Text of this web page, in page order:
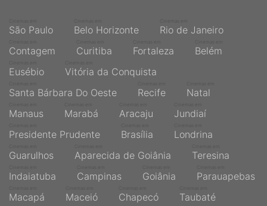
São Paulo Belo Horizonte Rio de Janeiro
Contagem Curitiba Fortaleza Belém
Eusébio Vitória da Conquista
Santa Bárbara Do Oeste Recife Natal
Manaus Marabá Aracaju Jundiaí
Presidente Prudente Brasília Londrina
Guarulhos Aparecida de Goiânia Teresina
Indaiatuba Campinas Goiânia Parauapebas
Macapá Maceió Chapecó Taubaté